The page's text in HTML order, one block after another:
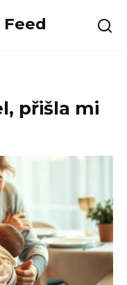
Feed
přišla mi